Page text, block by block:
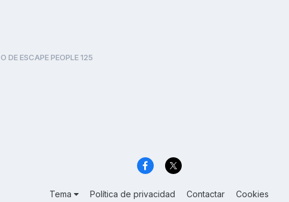
DE ESCAPE PEOPLE 125
Tema Política de privacidad Contactar Cookies